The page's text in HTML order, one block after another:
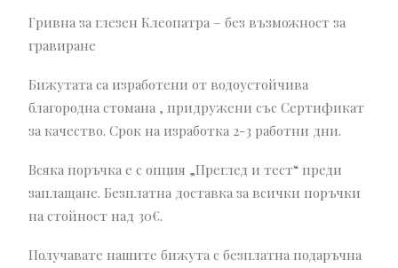
Гривна за глезен Клеопатра – без възможност за
гравиране
Бижутата са изработени от водоустойчива
благородна стомана , придружени със Сертификат
за качество. Срок на изработка 2-3 работни дни.
Всяка поръчка е с опция „Преглед и тест“ преди
заплащане. Безплатна доставка за всички поръчки
на стойност над 30€.
Получавате нашите бижута с безплатна подаръчна